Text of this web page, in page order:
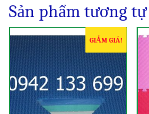
Sản phẩm tương tự
GIẢM GIÁ!